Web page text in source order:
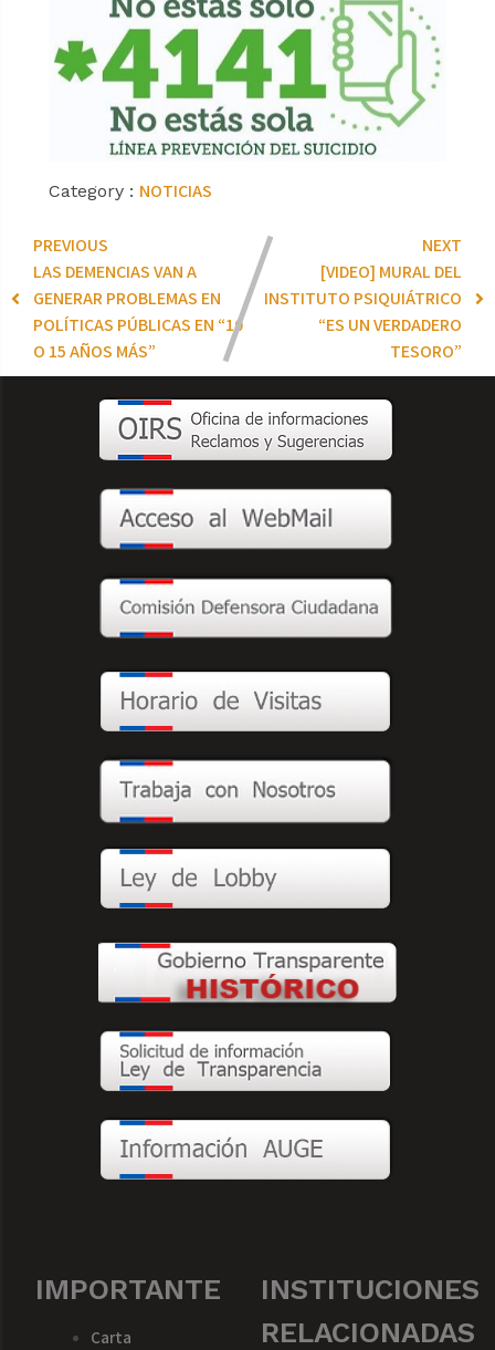
Category : NOTICIAS
PREVIOUS
LAS DEMENCIAS VAN A
GENERAR PROBLEMAS EN
POLÍTICAS PÚBLICAS EN “10
O 15 AÑOS MÁS”
NEXT
[VIDEO] MURAL DEL
INSTITUTO PSIQUIÁTRICO
“ES UN VERDADERO
TESORO”
IMPORTANTE
Carta
INSTITUCIONES
RELACIONADAS